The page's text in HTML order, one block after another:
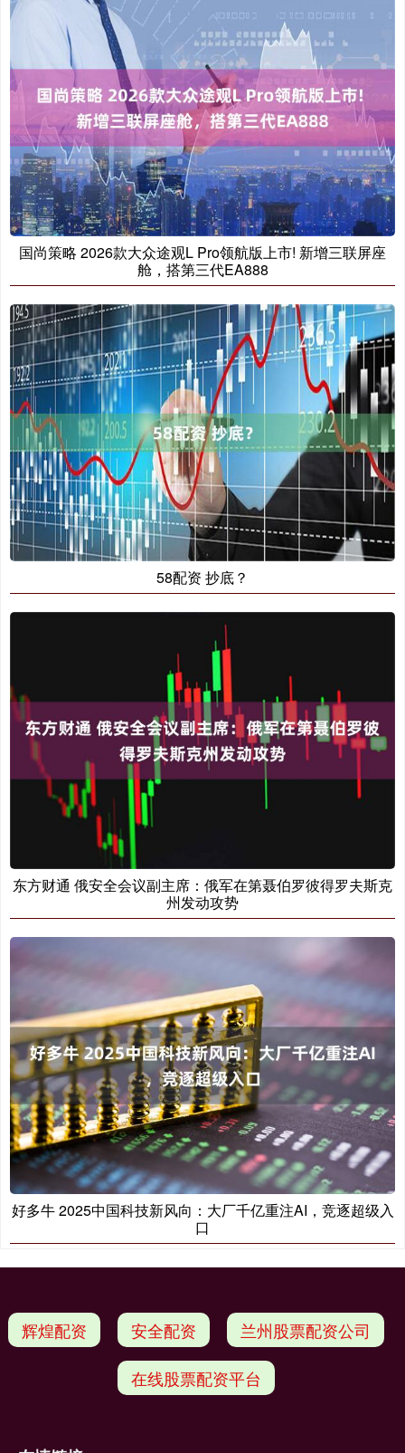
国尚策略 2026款大众途观L Pro领航版上市! 新增三联屏座
舱，搭第三代EA888
58配资 抄底？
东方财通 俄安全会议副主席：俄军在第聂伯罗彼得罗夫斯克
州发动攻势
好多牛 2025中国科技新风向：大厂千亿重注AI，竞逐超级入
口
辉煌配资 安全配资 兰州股票配资公司
在线股票配资平台